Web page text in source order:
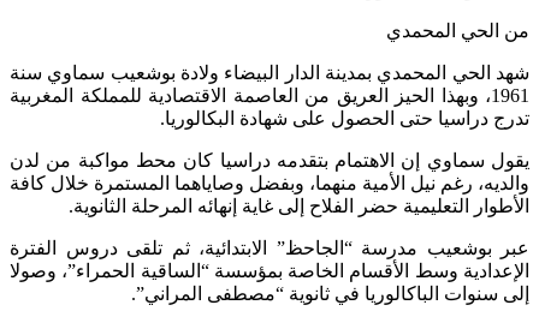
الحي المحمدي
الحي المحمدي بمدينة الدار البيضاء ولادة بوشعيب سماوي سنة
1961، وبهذا الحيز العريق من العاصمة الاقتصادية للمملكة المغربية
دراسيا حتى الحصول على شهادة البكالوريا.
سماوي إن الاهتمام بتقدمه دراسيا كان محط مواكبة من لدن
رغم نيل الأمية منهما، وبفضل وصاياهما المستمرة خلال كافة
التعليمية حضر الفلاح إلى غاية إنهائه المرحلة الثانوية.
بوشعيب مدرسة “الجاحظ” الابتدائية، ثم تلقى دروس الفترة
وسط الأقسام الخاصة بمؤسسة “الساقية الحمراء”، وصولا
سنوات الباكالوريا في ثانوية “مصطفى المراني”.